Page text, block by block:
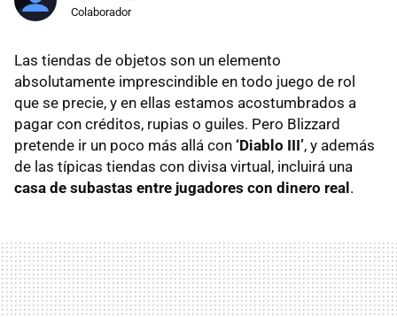
Colaborador
Las tiendas de objetos son un elemento
absolutamente imprescindible en todo juego de rol
que se precie, y en ellas estamos acostumbrados a
pagar con créditos, rupias o guiles. Pero Blizzard
pretende ir un poco más allá con ‘Diablo III’, y además
de las típicas tiendas con divisa virtual, incluirá una
casa de subastas entre jugadores con dinero real.